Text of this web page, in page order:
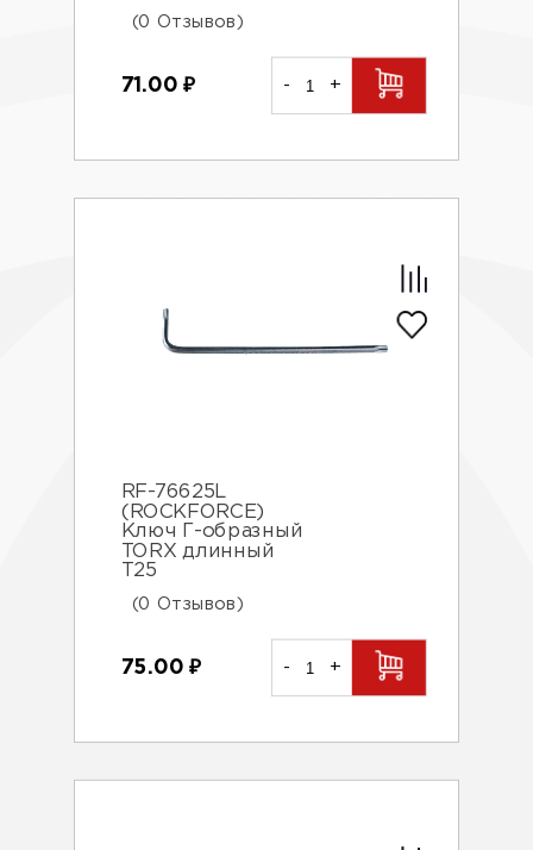
(0 Отзывов)
71.00₽ - +
RF-76625L
(ROCKFORCE)
Ключ Г-образный
TORX длинный
Т25
(0 Отзывов)
75.00₽ - +